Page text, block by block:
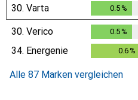
30. Varta 0.5 %
30. Verico 0.5 %
34. Energenie 0.6 %
Alle 87 Marken vergleichen